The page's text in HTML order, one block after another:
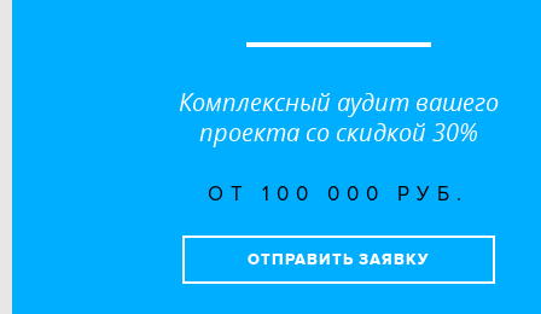
Комплексный аудит вашего
проекта со скидкой 30%
ОТ 100 000 РУБ.
ОТПРАВИТЬ ЗАЯВКУ